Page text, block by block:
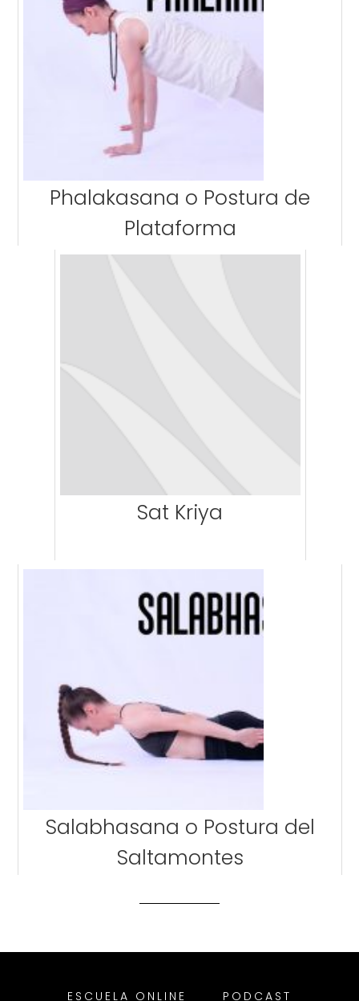
Phalakasana o Postura de
Plataforma
Sat Kriya
Salabhasana o Postura del
Saltamontes
ESCUELA ONLINE PODCAST